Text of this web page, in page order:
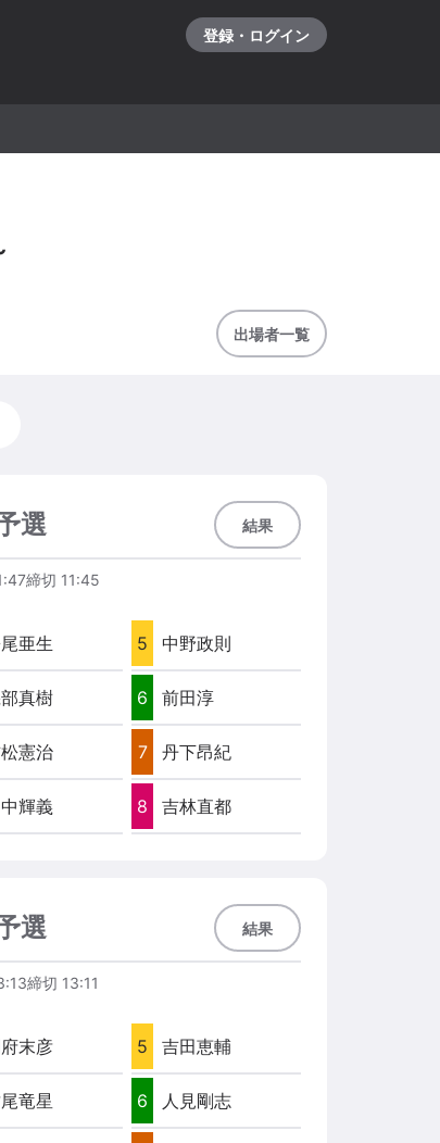
登録・ログイン
出場者一覧
選 結果
締切 11:45
亜生
真樹
憲治
輝義
5 中野政則
6 前田淳
7 丹下昂紀
8 吉林直都
選 結果
締切 13:11
末彦
竜星
5 吉田恵輔
6 人見剛志